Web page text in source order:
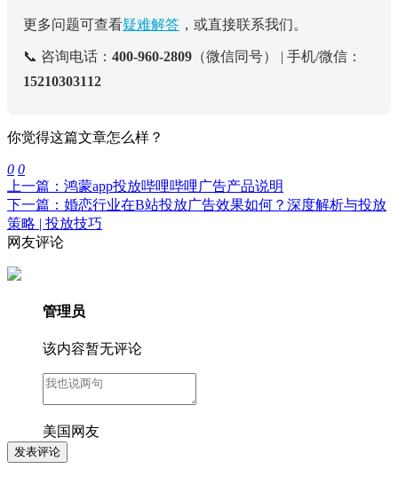
更多问题可查看疑难解答 ，或直接联系我们。
📞 咨询电话： 400-960-2809 （微信同号） | 手机/微信：
15210303112
你觉得这篇文章怎么样？
0 0
上一篇：鸿蒙app投放哔哩哔哩广告产品说明
下一篇：婚恋行业在B站投放广告效果如何？深度解析与投放
策略 | 投放技巧
网友评论
管理员
该内容暂无评论
美国网友